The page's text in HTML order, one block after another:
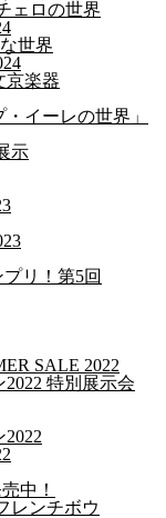
ェロの世界
世界
京楽器
イーレの世界」
示
リ！第5回
SALE 2022
特別展示会
中！
レンチボウ